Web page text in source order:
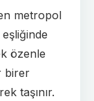
metropol
özenle
birer
taşınır.